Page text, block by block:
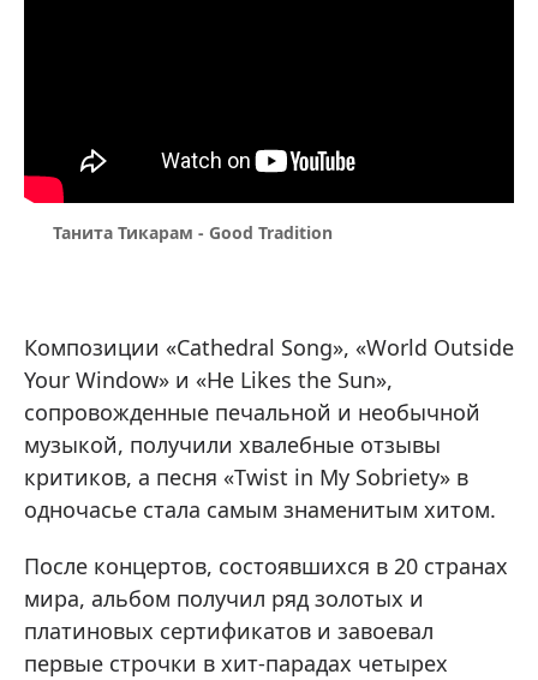
Танита Тикарам - Good Tradition
Композиции «Cathedral Song», «World Outside
Your Window» и «He Likes the Sun»,
сопровожденные печальной и необычной
музыкой, получили хвалебные отзывы
критиков, а песня «Twist in My Sobriety» в
одночасье стала самым знаменитым хитом.
После концертов, состоявшихся в 20 странах
мира, альбом получил ряд золотых и
платиновых сертификатов и завоевал
первые строчки в хит-парадах четырех